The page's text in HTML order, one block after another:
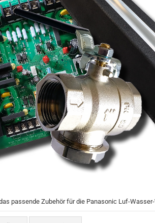
passende Zubehör für die Panasonic Luf-